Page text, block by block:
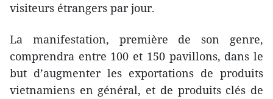
visiteurs étrangers par jour.
La manifestation, première de son genre,
comprendra entre 100 et 150 pavillons, dans le
but d’augmenter les exportations de produits
vietnamiens en général, et de produits clés de